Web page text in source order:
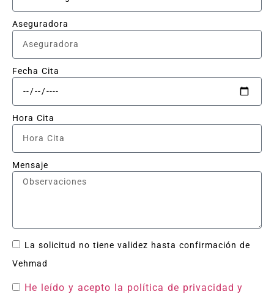
Aseguradora
Fecha Cita
Hora Cita
Mensaje
La solicitud no tiene validez hasta confirmación de
Vehmad
He leído y acepto la política de privacidad y